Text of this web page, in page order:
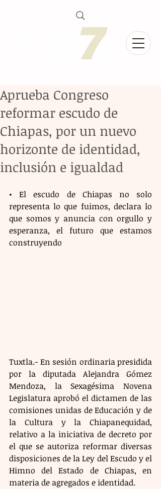
Aprueba Congreso
reformar escudo de
Chiapas, por un nuevo
horizonte de identidad,
inclusión e igualdad
•⁠ ⁠El escudo de Chiapas no solo
representa lo que fuimos, declara lo
que somos y anuncia con orgullo y
esperanza, el futuro que estamos
construyendo
Tuxtla.- En sesión ordinaria presidida
por la diputada Alejandra Gómez
Mendoza, la Sexagésima Novena
Legislatura aprobó el dictamen de las
comisiones unidas de Educación y de
la Cultura y la Chiapanequidad,
relativo a la iniciativa de decreto por
el que se autoriza reformar diversas
disposiciones de la Ley del Escudo y el
Himno del Estado de Chiapas, en
materia de agregados e identidad.